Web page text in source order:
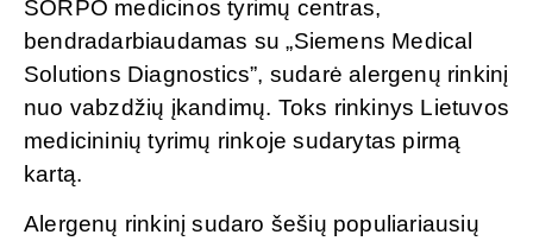
SORPO medicinos tyrimų centras,
bendradarbiaudamas su „Siemens Medical
Solutions Diagnostics”, sudarė alergenų rinkinį
nuo vabzdžių įkandimų. Toks rinkinys Lietuvos
medicininių tyrimų rinkoje sudarytas pirmą
kartą.
Alergenų rinkinį sudaro šešių populiariausių